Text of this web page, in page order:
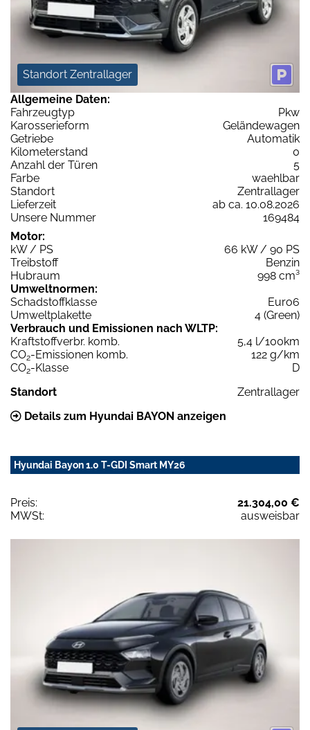
Standort Zentrallager
Allgemeine Daten:
Fahrzeugtyp
Pkw
Karosserieform
Geländewagen
Getriebe
Automatik
Kilometerstand
0
Anzahl der Türen
5
Farbe
waehlbar
Standort
Zentrallager
Lieferzeit
ab ca. 10.08.2026
Unsere Nummer
169484
Motor:
kW / PS
66 kW / 90 PS
Treibstoff
Benzin
Hubraum
998 cm³
Umweltnormen:
Schadstoffklasse
Euro6
Umweltplakette
4 (Green)
Verbrauch und Emissionen nach WLTP:
Kraftstoffverbr. komb.
5,4 l/100km
CO2-Emissionen komb.
122 g/km
CO2-Klasse
D
Standort
Zentrallager
Details zum Hyundai BAYON anzeigen
Hyundai Bayon 1.0 T-GDI Smart MY26
Preis:
21.304,00 €
MWSt:
ausweisbar